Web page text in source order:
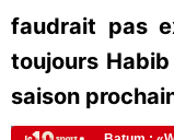
faudrait pas
toujours
saison